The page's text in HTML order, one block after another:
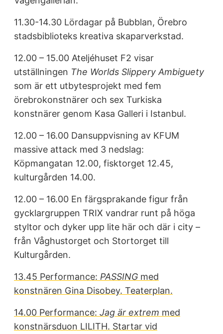
11.30-14.30 Lördagar på Bubblan, Örebro
stadsbiblioteks kreativa skaparverkstad.
12.00 – 15.00 Ateljéhuset F2 visar
utställningen The Worlds Slippery Ambiguety
som är ett utbytesprojekt med fem
örebrokonstnärer och sex Turkiska
konstnärer genom Kasa Galleri i Istanbul.
12.00 – 16.00 Dansuppvisning av KFUM
massive attack med 3 nedslag:
Köpmangatan 12.00, fisktorget 12.45,
kulturgården 14.00.
12.00 – 16.00 En färgsprakande figur från
gycklargruppen TRIX vandrar runt på höga
styltor och dyker upp lite här och där i city –
från Våghustorget och Stortorget till
Kulturgården.
13.45 Performance: PASSING med
konstnären Gina Disobey. Teaterplan.
14.00 Performance: Jag är extrem med
konstnärsduon LILITH. Startar vid